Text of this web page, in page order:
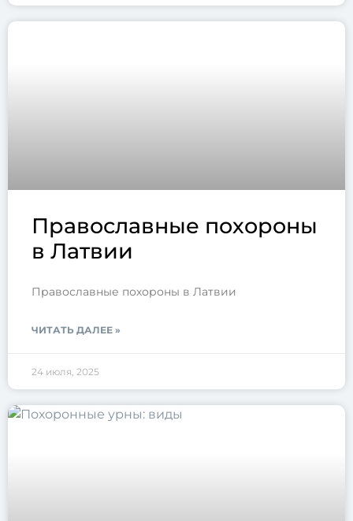
Православные похороны
в Латвии
Православные похороны в Латвии
ЧИТАТЬ ДАЛЕЕ »
24 июля, 2025